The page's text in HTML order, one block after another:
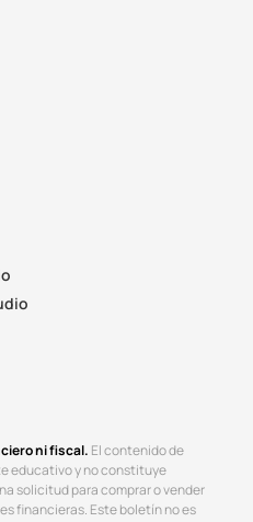
ni fiscal. El contenido de
educativo y no constituye
solicitud para comprar o vender
financieras. Este boletín no es